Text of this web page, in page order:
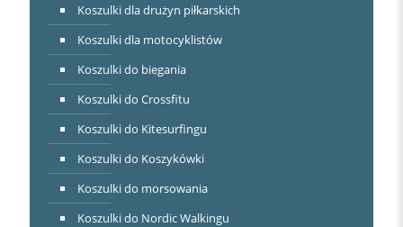
Koszulki dla drużyn piłkarskich
Koszulki dla motocyklistów
Koszulki do biegania
Koszulki do Crossfitu
Koszulki do Kitesurfingu
Koszulki do Koszykówki
Koszulki do morsowania
Koszulki do Nordic Walkingu